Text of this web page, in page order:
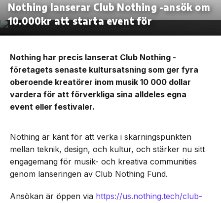
Nothing lanserar Club Nothing -ansök om
10.000kr att starta event för
Nothing har precis lanserat Club Nothing -
företagets senaste kultursatsning som ger fyra
oberoende kreatörer inom musik 10 000 dollar
vardera för att förverkliga sina alldeles egna
event eller festivaler.
Nothing är känt för att verka i skärningspunkten
mellan teknik, design, och kultur, och stärker nu sitt
engagemang för musik- och kreativa communities
genom lanseringen av Club Nothing Fund.
Ansökan är öppen via https://us.nothing.tech/club-